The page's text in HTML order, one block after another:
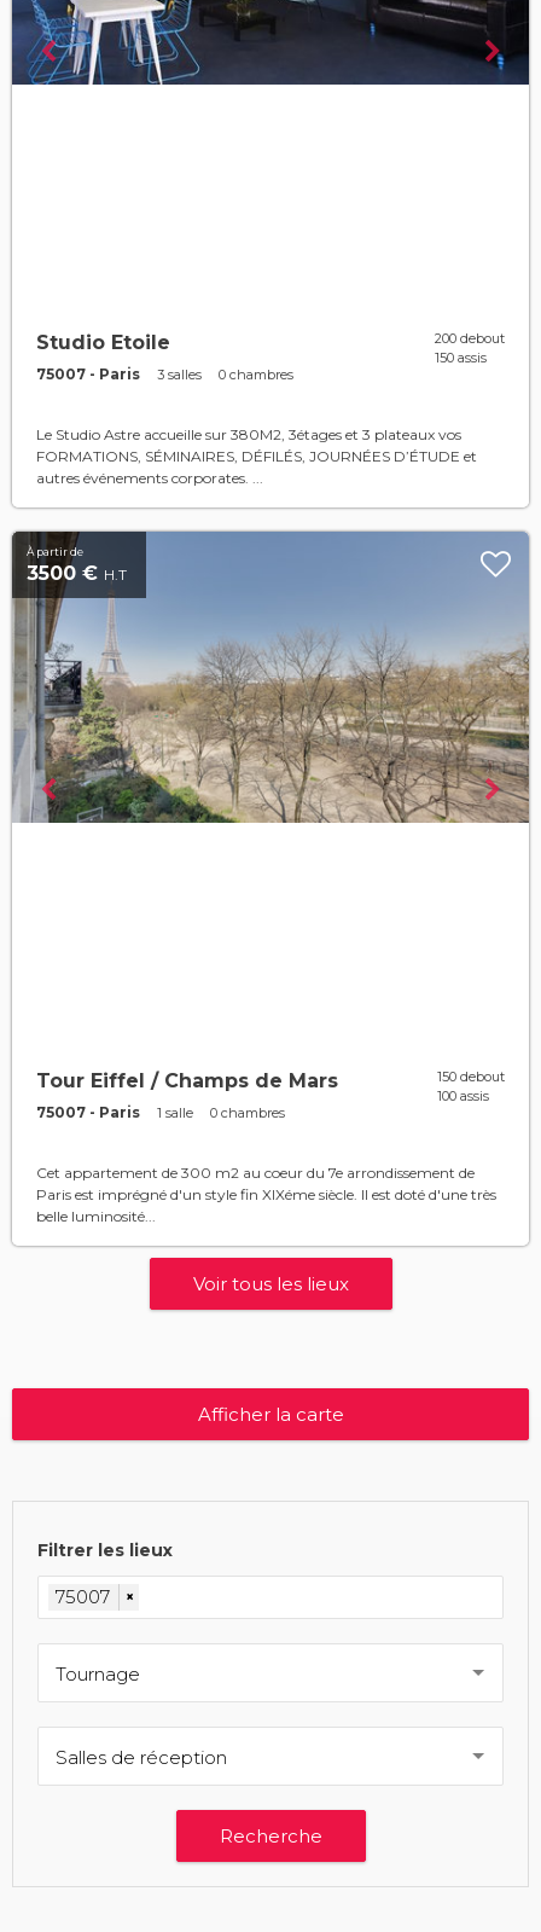
Studio Etoile
75007 - Paris 3 salles 0 chambres
200 debout
150 assis
Le Studio Astre accueille sur 380M2, 3étages et 3 plateaux vos
FORMATIONS, SÉMINAIRES, DÉFILÉS, JOURNÉES D’ÉTUDE et
autres événements corporates. ...
À partir de
3500 € H.T
Tour Eiffel / Champs de Mars
75007 - Paris 1 salle 0 chambres
150 debout
100 assis
Cet appartement de 300 m2 au coeur du 7e arrondissement de
Paris est imprégné d'un style fin XIXéme siècle. Il est doté d'une très
belle luminosité...
Voir tous les lieux
Afficher la carte
Filtrer les lieux
75007 ×
Tournage
Salles de réception